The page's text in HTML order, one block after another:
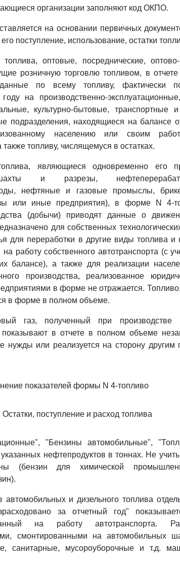
организации заполняют код ОКПО.
на основании первичных
поступление, использование, остатки
оптовые, посреднические, оптово-
розничную торговлю топливом, в
по всему топливу, фактически
на производственно-
культурно-бытовые, транспортные
подразделения, находящиеся на балансе
населению или своим
топливу, числящемуся в остатках.
являющиеся одновременно его
и разрезы,
нефтяные и газовые промыслы,
или иные предприятия), в форме N 4-
(добычи) приводят данные о
для собственных
для переработки в другие виды топлива и
на работу собственного автотранспорта (с
балансе), а также для реализации
производства, реализованное
в форме не отражается.
в форме в полном объеме.
газ, полученный при производстве
показывают в отчете в полном объеме
нужды или реализуется на сторону другим
показателей формы N 4-топливо
Остатки, поступление и расход топлива
"Бензины автомобильные",
нефтепродуктов в тоннах. Не
(бензин для химической
автомобильных и дизельного топлива
за отчетный год"
на работу автотранспорта.
смонтированными на автомобильных
санитарные, мусороуборочные и т.д.